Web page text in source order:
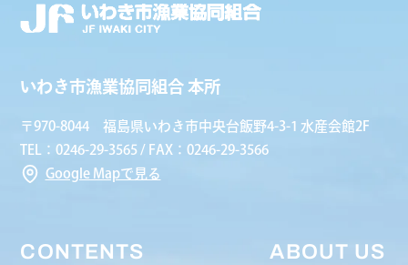
いわき市漁業協同組合 本所
〒970-8044 福島県いわき市中央台飯野4-3-1 水産会館2F
TEL：0246-29-3565 / FAX：0246-29-3566
Google Mapで見る
CONTENTS ABOUT US